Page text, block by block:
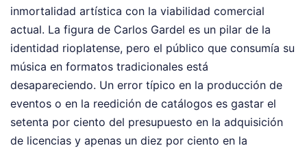
inmortalidad artística con la viabilidad comercial
actual. La figura de Carlos Gardel es un pilar de la
identidad rioplatense, pero el público que consumía su
música en formatos tradicionales está
desapareciendo. Un error típico en la producción de
eventos o en la reedición de catálogos es gastar el
setenta por ciento del presupuesto en la adquisición
de licencias y apenas un diez por ciento en la